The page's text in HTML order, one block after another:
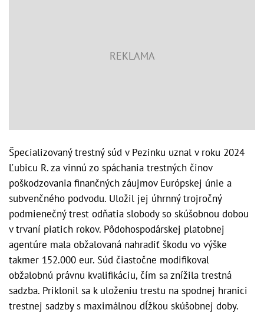
Špecializovaný trestný súd v Pezinku uznal v roku 2024
Ľubicu R. za vinnú zo spáchania trestných činov
poškodzovania finančných záujmov Európskej únie a
subvenčného podvodu. Uložil jej úhrnný trojročný
podmienečný trest odňatia slobody so skúšobnou dobou
v trvaní piatich rokov. Pôdohospodárskej platobnej
agentúre mala obžalovaná nahradiť škodu vo výške
takmer 152.000 eur. Súd čiastočne modifikoval
obžalobnú právnu kvalifikáciu, čím sa znížila trestná
sadzba. Priklonil sa k uloženiu trestu na spodnej hranici
trestnej sadzby s maximálnou dĺžkou skúšobnej doby.